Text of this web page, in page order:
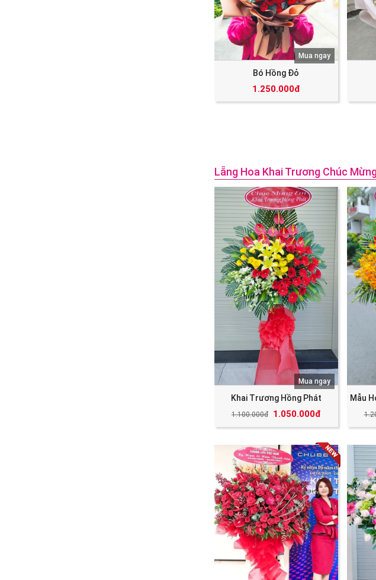
Bó Hồng Đỏ
1.250.000đ
Mua ngay
Lẵng Hoa Khai Trương Chúc
Khai Trương Hồng Phát
1.100.000đ 1.050.000đ
Mua ngay